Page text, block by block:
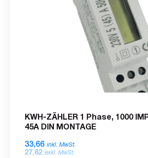
KWH-ZÄHLER 1 Phase, 1000
45A DIN MONTAGE
33,66 inkl. MwSt.
27,82 exkl. MwSt.